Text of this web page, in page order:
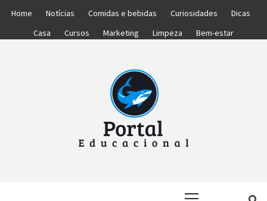
Home Notícias Comidas e bebidas Curiosidades
Dicas
Casa
Cursos Marketing Limpeza Bem-estar